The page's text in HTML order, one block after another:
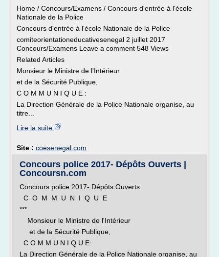
Home / Concours/Examens / Concours d'entrée à l'école
Nationale de la Police
Concours d'entrée à l'école Nationale de la Police
comiteorientationeducativesenegal 2 juillet 2017
Concours/Examens Leave a comment 548 Views
Related Articles
Monsieur le Ministre de l'Intérieur
et de la Sécurité Publique,
C O M M U N I Q U E :
La Direction Générale de la Police Nationale organise, au
titre...
Lire la suite
Site : coesenegal.com
Concours police 2017- Dépôts Ouverts |
Concoursn.com
Concours police 2017- Dépôts Ouverts
C O M M U N I Q U E
***
Monsieur le Ministre de l'Intérieur
et de la Sécurité Publique,
C O M M U N I Q U E:
La Direction Générale de la Police Nationale organise, au